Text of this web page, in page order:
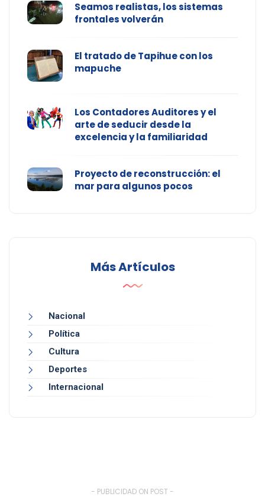
Seamos realistas, los sistemas
frontales volverán
El tratado de Tapihue con los
mapuche
Los Contadores Auditores y el
arte de seducir desde la
excelencia y la familiaridad
Proyecto de reconstrucción: el
mar para algunos pocos
Más Artículos
Nacional
Política
Cultura
Deportes
Internacional
- PUBLICIDAD ON POST -